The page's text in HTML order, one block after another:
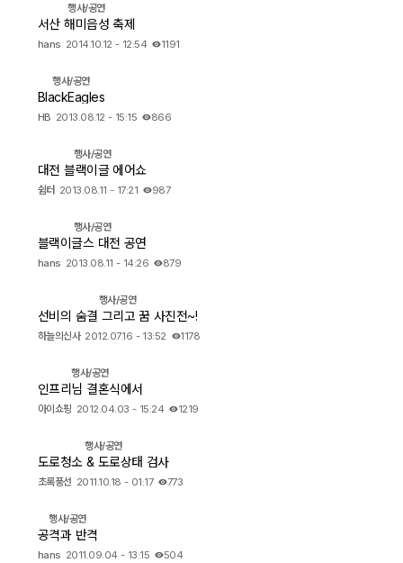
가입인사
출사 정보
출사 소식
출사 포인트
출사 여행기
맛집 / 멋집
djslr 소개
공지사항
운영 참여/제안
사이트/홈페이지 소개
행사/공연
서산 해미읍성 축제
hans 2014.10.12 - 12:54 1191
행사/공연
BlackEagles
HB 2013.08.12 - 15:15 866
행사/공연
대전 블랙이글 에어쇼
쉼터 2013.08.11 - 17:21 987
행사/공연
블랙이글스 대전 공연
hans 2013.08.11 - 14:26 879
행사/공연
선비의 숨결 그리고 꿈 사진전~!
하늘의신사 2012.07.16 - 13:52 1178
행사/공연
인프리님 결혼식에서
아이쇼핑 2012.04.03 - 15:24 1219
행사/공연
도로청소 & 도로상태 검사
초록풍선 2011.10.18 - 01:17 773
행사/공연
공격과 반격
hans 2011.09.04 - 13:15 504